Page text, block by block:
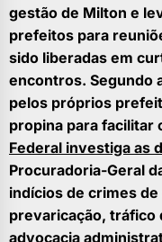
gestão de Milton e
prefeitos para
sido liberadas em
encontros. Segundo
pelos próprios
propina para facilitar
Federal investiga as
Procuradoria-Geral
indícios de crimes
prevaricação, tráfico
advocacia